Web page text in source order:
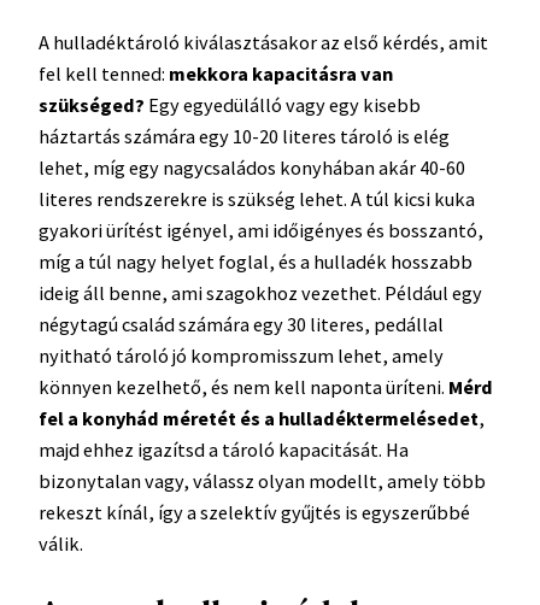
A hulladéktároló kiválasztásakor az első kérdés, amit
fel kell tenned: mekkora kapacitásra van
szükséged? Egy egyedülálló vagy egy kisebb
háztartás számára egy 10-20 literes tároló is elég
lehet, míg egy nagycsaládos konyhában akár 40-60
literes rendszerekre is szükség lehet. A túl kicsi kuka
gyakori ürítést igényel, ami időigényes és bosszantó,
míg a túl nagy helyet foglal, és a hulladék hosszabb
ideig áll benne, ami szagokhoz vezethet. Például egy
négytagú család számára egy 30 literes, pedállal
nyitható tároló jó kompromisszum lehet, amely
könnyen kezelhető, és nem kell naponta üríteni. Mérd
fel a konyhád méretét és a hulladéktermelésedet,
majd ehhez igazítsd a tároló kapacitását. Ha
bizonytalan vagy, válassz olyan modellt, amely több
rekeszt kínál, így a szelektív gyűjtés is egyszerűbbé
válik.